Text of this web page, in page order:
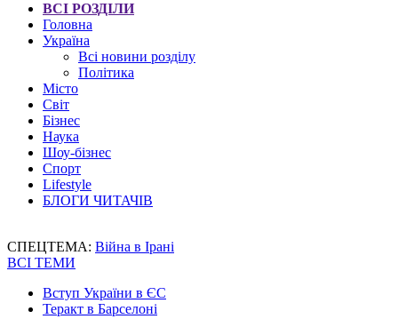
ВСІ РОЗДІЛИ
Головна
Україна
Всі новини розділу
Політика
Місто
Світ
Бізнес
Наука
Шоу-бізнес
Спорт
Lifestyle
БЛОГИ ЧИТАЧІВ
СПЕЦТЕМА: Війна в Ірані
ВСІ ТЕМИ
Вступ України в ЄС
Теракт в Барселоні